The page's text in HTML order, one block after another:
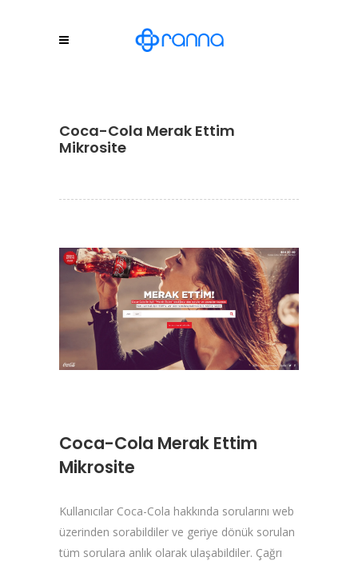
Coca-Cola Merak Ettim
Mikrosite
Coca-Cola Merak Ettim
Mikrosite
Kullanıcılar Coca-Cola hakkında sorularını web
üzerinden sorabildiler ve geriye dönük sorulan
tüm sorulara anlık olarak ulaşabildiler. Çağrı